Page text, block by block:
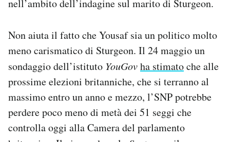
nell’ambito dell’indagine sul marito di Sturgeon.
Non aiuta il fatto che Yousaf sia un politico molto
meno carismatico di Sturgeon. Il 24 maggio un
sondaggio dell’istituto YouGovha stimatoche alle
prossime elezioni britanniche, che si terranno al
massimo entro un anno e mezzo, l’SNP potrebbe
perdere poco meno di metà dei 51 seggi che
controlla oggi alla Camera del parlamento